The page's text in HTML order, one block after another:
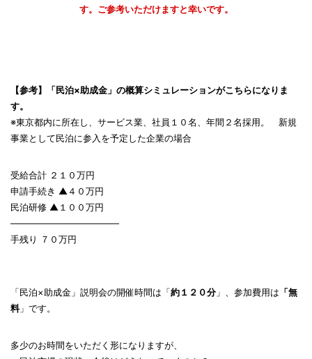
す。ご参考いただけますと幸いです。
【参考】「民泊×助成金」の概算シミュレーションがこちらになりま
す。
※東京都内に所在し、サービス業、社員１０名、年間２名採用。 新規
事業として民泊に参入を予定した企業の場合
受給合計 ２１０万円
申請手続き ▲４０万円
民泊研修 ▲１００万円
――――――――――――
手残り ７０万円
「民泊×助成金」説明会の開催時間は「約１２０分」、参加費用は 「無
料」です。
多少のお時間をいただく形になりますが、